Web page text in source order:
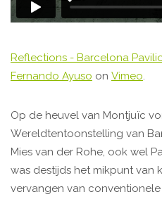
Reflections - Barcelona
Fernando Ayuso on Vimeo.
Op de heuvel van Montjuïc
Wereldtentoonstelling van
Mies van der Rohe, ook wel
was destijds het mikpunt van
vervangen van